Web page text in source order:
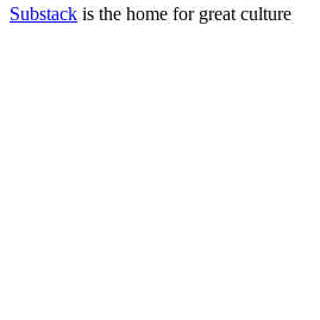
Substack is the home for great culture